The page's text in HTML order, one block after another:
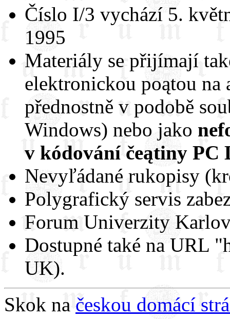
Číslo I/3 vychází 5.
1995
Materiály se přijímají
elektronickou poątou na
přednostně v podobě
Windows) nebo jako
v kódování čeątiny PC
Nevyľádané rukopisy
Polygrafický servis
Forum Univerzity
Dostupné také na URL
UK).
Skok na českou domácí